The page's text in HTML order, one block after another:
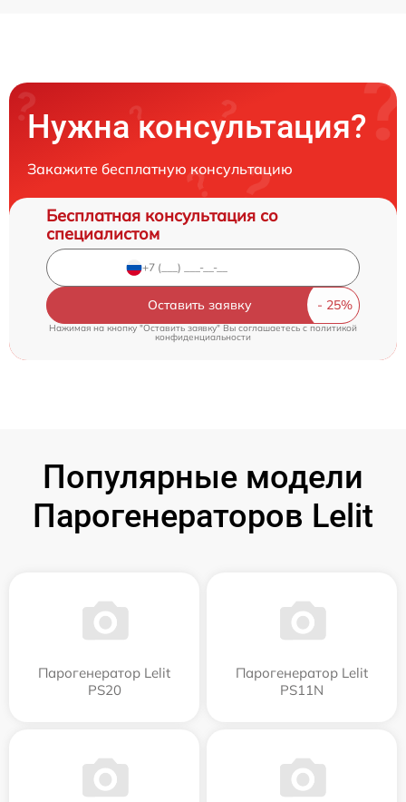
Нужна консультация?
Закажите бесплатную консультацию
Бесплатная консультация со
специалистом
Оставить заявку
Нажимая на кнопку "Оставить заявку" Вы соглашаетесь cполитикой
конфиденциальности
Популярные модели
Парогенераторов Lelit
Парогенератор Lelit
PS20
Парогенератор Lelit
PS11N